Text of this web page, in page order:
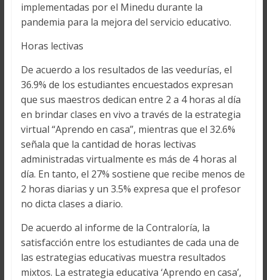
implementadas por el Minedu durante la
pandemia para la mejora del servicio educativo.
Horas lectivas
De acuerdo a los resultados de las veedurías, el
36.9% de los estudiantes encuestados expresan
que sus maestros dedican entre 2 a 4 horas al día
en brindar clases en vivo a través de la estrategia
virtual “Aprendo en casa”, mientras que el 32.6%
señala que la cantidad de horas lectivas
administradas virtualmente es más de 4 horas al
día. En tanto, el 27% sostiene que recibe menos de
2 horas diarias y un 3.5% expresa que el profesor
no dicta clases a diario.
De acuerdo al informe de la Contraloría, la
satisfacción entre los estudiantes de cada una de
las estrategias educativas muestra resultados
mixtos. La estrategia educativa ‘Aprendo en casa’,